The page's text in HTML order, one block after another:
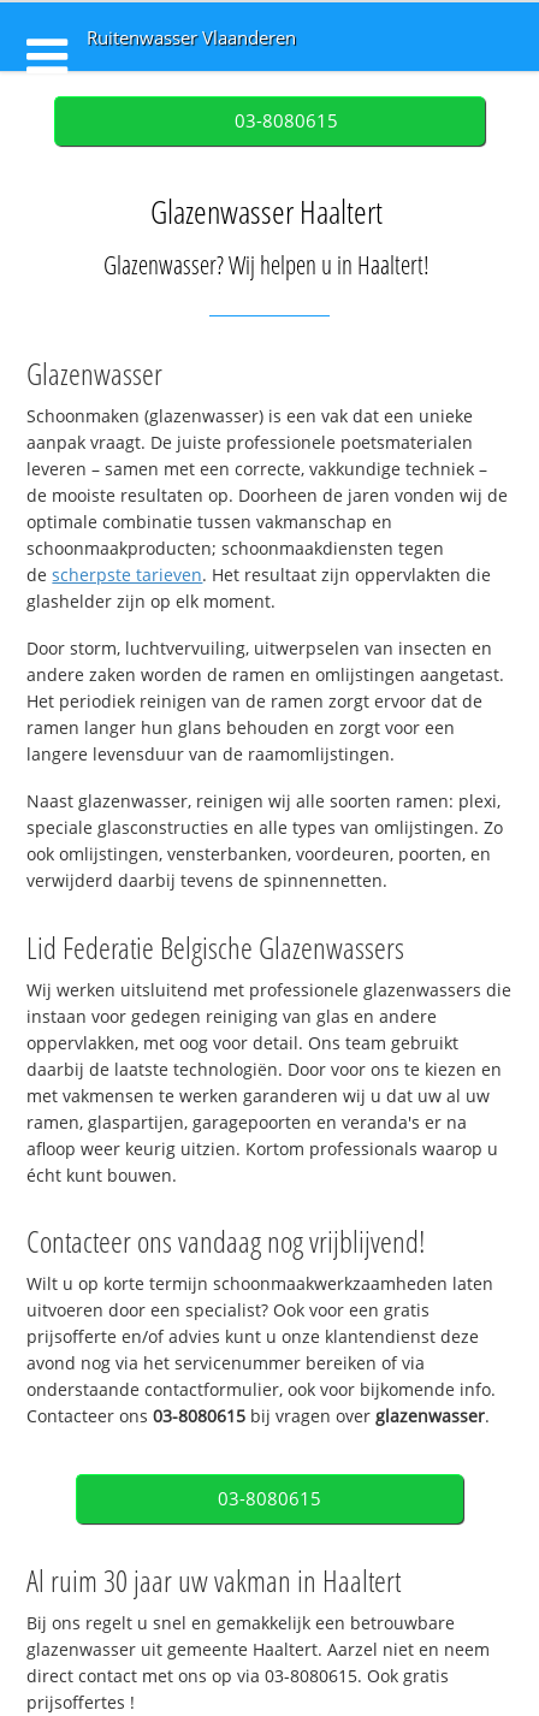
Ruitenwasser Vlaanderen
03-8080615
Glazenwasser Haaltert
Glazenwasser? Wij helpen u in Haaltert!
Glazenwasser
Schoonmaken (glazenwasser) is een vak dat een unieke
aanpak vraagt. De juiste professionele poetsmaterialen
leveren – samen met een correcte, vakkundige techniek –
de mooiste resultaten op. Doorheen de jaren vonden wij de
optimale combinatie tussen vakmanschap en
schoonmaakproducten; schoonmaakdiensten tegen
descherpste tarieven. Het resultaat zijn oppervlakten die
glashelder zijn op elk moment.
Door storm, luchtvervuiling, uitwerpselen van insecten en
andere zaken worden de ramen en omlijstingen aangetast.
Het periodiek reinigen van de ramen zorgt ervoor dat de
ramen langer hun glans behouden en zorgt voor een
langere levensduur van de raamomlijstingen.
Naast glazenwasser, reinigen wij alle soorten ramen: plexi,
speciale glasconstructies en alle types van omlijstingen. Zo
ook omlijstingen, vensterbanken, voordeuren, poorten, en
verwijderd daarbij tevens de spinnennetten.
Lid Federatie Belgische Glazenwassers
Wij werken uitsluitend met professionele glazenwassers die
instaan voor gedegen reiniging van glas en andere
oppervlakken, met oog voor detail. Ons team gebruikt
daarbij de laatste technologiën. Door voor ons te kiezen en
met vakmensen te werken garanderen wij u dat uw al uw
ramen, glaspartijen, garagepoorten en veranda's er na
afloop weer keurig uitzien. Kortom professionals waarop u
écht kunt bouwen.
Contacteer ons vandaag nog vrijblijvend!
Wilt u op korte termijn schoonmaakwerkzaamheden laten
uitvoeren door een specialist? Ook voor een gratis
prijsofferte en/of advies kunt u onze klantendienst deze
avond nog via het servicenummer bereiken of via
onderstaande contactformulier, ook voor bijkomende info.
Contacteer ons03-8080615 bij vragen overglazenwasser.
03-8080615
Al ruim 30 jaar uw vakman in Haaltert
Bij ons regelt u snel en gemakkelijk een betrouwbare
glazenwasser uit gemeente Haaltert. Aarzel niet en neem
direct contact met ons op via 03-8080615. Ook gratis
prijsoffertes !